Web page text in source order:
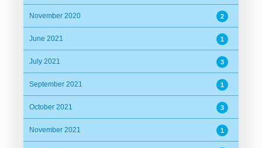
November 2020 2
June 2021 1
July 2021 3
September 2021 1
October 2021 3
November 2021 1